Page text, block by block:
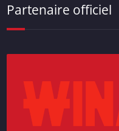
Partenaire officiel